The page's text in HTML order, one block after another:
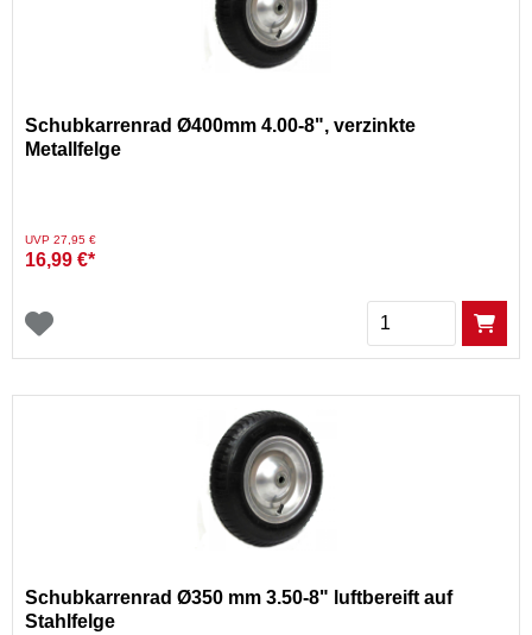
Schubkarrenrad Ø400mm 4.00-8", verzinkte
Metallfelge
Preis reduziert von
UVP 27,95 €auf
16,99 €*
Menge
Schubkarrenrad Ø350 mm 3.50-8" luftbereift auf
Stahlfelge